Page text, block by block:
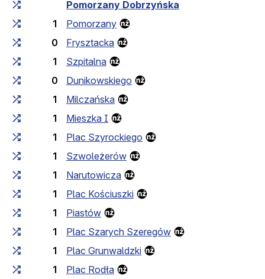
Загальний час у дорозі Час у дорозі між
Pomorzany Dobrzyńska
1
Pomorzany
0
Frysztacka
1
Szpitalna
0
Dunikowskiego
1
Milczańska
1
Mieszka I
1
Plac Szyrockiego
1
Szwoleżerów
1
Narutowicza
1
Plac Kościuszki
1
Piastów
1
Plac Szarych Szeregów
1
Plac Grunwaldzki
1
Plac Rodła